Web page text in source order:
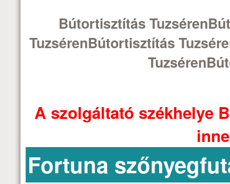
Bútortisztítás
TuzsérenBútortisztítás
A szolgáltató székhelye
Fortuna